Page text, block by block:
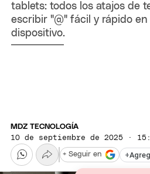
tablets: todos los atajos de
escribir "@" fácil y rápido
dispositivo.
MDZ TECNOLOGÍA
10 de septiembre de 2025 ·
+
+ Seguir en